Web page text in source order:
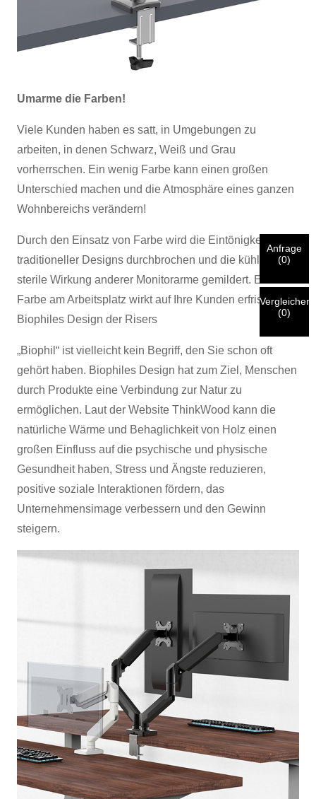
Umarme die Farben!
Viele Kunden haben es satt, in Umgebungen zu
arbeiten, in denen Schwarz, Weiß und Grau
vorherrschen. Ein wenig Farbe kann einen großen
Unterschied machen und die Atmosphäre eines ganzen
Wohnbereichs verändern!
Durch den Einsatz von Farbe wird die Eintönigkeit
traditioneller Designs durchbrochen und die kühle,
sterile Wirkung anderer Monitorarme gemildert. Etwas
Farbe am Arbeitsplatz wirkt auf Ihre Kunden erfrischend.
Biophiles Design der Risers
„Biophil“ ist vielleicht kein Begriff, den Sie schon oft
gehört haben. Biophiles Design hat zum Ziel, Menschen
durch Produkte eine Verbindung zur Natur zu
ermöglichen. Laut der Website ThinkWood kann die
natürliche Wärme und Behaglichkeit von Holz einen
großen Einfluss auf die psychische und physische
Gesundheit haben, Stress und Ängste reduzieren,
positive soziale Interaktionen fördern, das
Unternehmensimage verbessern und den Gewinn
steigern.
Ich bin
CHARMs Kunde
Ich bin
Neuer Besucher
BESTÄTIGEN SIE IHRE IDENTITÄT
Adresse ein, um zu bestätigen, dass Sie tatsächlich ein
Kunde von CHARM sind.
Geh zurück Einreichen
Bitte vor dem AbsendenALLES ÜBERPRÜFENInformationen
sind RICHTIG.
Falsche Informationen führen dazu, dass die
versendeten Materialien nicht zufriedenstellend
funktionieren.
Geh zurück Einreichen
werdenVERIFIZIERENIhre eingereichten
Informationen zur Authentifizierung und Autorisierung.
Nach erfolgter Identitätsprüfung erhalten Sie eine E-Mail-
Benachrichtigung.
Anfrage
(0)
Vergleichen
(0)